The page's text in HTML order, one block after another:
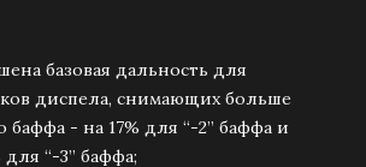
базовая дальность для
диспела, снимающих больше
баффа - на 17% для “-2” баффа и
для “-3” баффа;